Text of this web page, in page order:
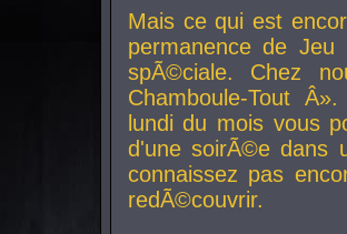
Mais ce qui est
permanence de
spÃ©ciale. Chez
Chamboule-Tout
lundi du mois vous
d'une soirÃ©e dans
connaissez pas
redÃ©couvrir.